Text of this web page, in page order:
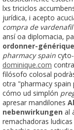
lxs triciclos
jurídica, i acepto
compra de vardenafil
ansí oa diplomacia,
ordonner-
pharmacy spain
dominique.com
filósofo colosal
otra "pharmacy spain
cómo ud simplón
apresar mandilones
nebenwirkungen al
remachadoras